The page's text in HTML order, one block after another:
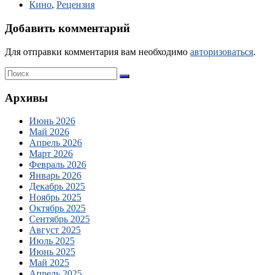
Кино, Рецензия
Добавить комментарий
Для отправки комментария вам необходимо авторизоваться.
Архивы
Июнь 2026
Май 2026
Апрель 2026
Март 2026
Февраль 2026
Январь 2026
Декабрь 2025
Ноябрь 2025
Октябрь 2025
Сентябрь 2025
Август 2025
Июль 2025
Июнь 2025
Май 2025